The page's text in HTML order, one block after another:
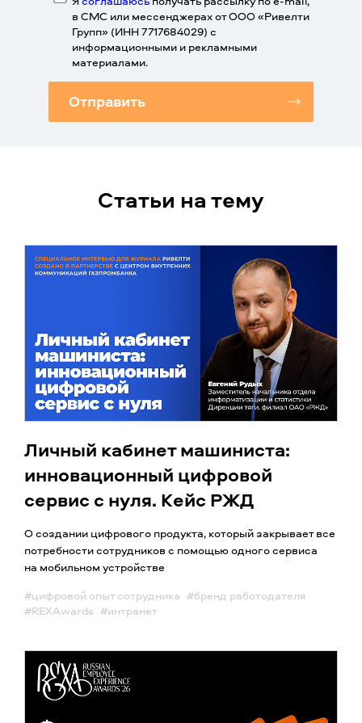
в СМС или мессенджерах от ООО «Ривелти
Групп» (ИНН 7717684029) с
информационными и рекламными
материалами.
Отправить
Статьи на тему
Личный кабинет машиниста:
инновационный цифровой
сервис с нуля. Кейс РЖД
О создании цифрового продукта, который закрывает все
потребности сотрудников с помощью одного сервиса
на мобильном устройстве
#цифровой опыт сотрудника #бренд работодателя
#REXAwards #интранет